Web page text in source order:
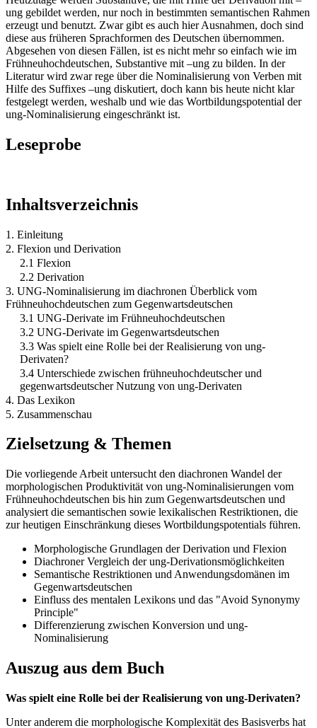
ung gebildet werden, nur noch in bestimmten semantischen Rahmen
erzeugt und benutzt. Zwar gibt es auch hier Ausnahmen, doch sind
diese aus früheren Sprachformen des Deutschen übernommen.
Abgesehen von diesen Fällen, ist es nicht mehr so einfach wie im
Frühneuhochdeutschen, Substantive mit –ung zu bilden. In der
Literatur wird zwar rege über die Nominalisierung von Verben mit
Hilfe des Suffixes –ung diskutiert, doch kann bis heute nicht klar
festgelegt werden, weshalb und wie das Wortbildungspotential der
ung-Nominalisierung eingeschränkt ist.
Leseprobe
Inhaltsverzeichnis
1. Einleitung
2. Flexion und Derivation
2.1 Flexion
2.2 Derivation
3. UNG-Nominalisierung im diachronen Überblick vom
Frühneuhochdeutschen zum Gegenwartsdeutschen
3.1 UNG-Derivate im Frühneuhochdeutschen
3.2 UNG-Derivate im Gegenwartsdeutschen
3.3 Was spielt eine Rolle bei der Realisierung von ung-
Derivaten?
3.4 Unterschiede zwischen frühneuhochdeutscher und
gegenwartsdeutscher Nutzung von ung-Derivaten
4. Das Lexikon
5. Zusammenschau
Zielsetzung & Themen
Die vorliegende Arbeit untersucht den diachronen Wandel der
morphologischen Produktivität von ung-Nominalisierungen vom
Frühneuhochdeutschen bis hin zum Gegenwartsdeutschen und
analysiert die semantischen sowie lexikalischen Restriktionen, die
zur heutigen Einschränkung dieses Wortbildungspotentials führen.
Morphologische Grundlagen der Derivation und Flexion
Diachroner Vergleich der ung-Derivationsmöglichkeiten
Semantische Restriktionen und Anwendungsdomänen im
Gegenwartsdeutschen
Einfluss des mentalen Lexikons und das "Avoid Synonymy
Principle"
Differenzierung zwischen Konversion und ung-
Nominalisierung
Auszug aus dem Buch
Was spielt eine Rolle bei der Realisierung von ung-Derivaten?
Unter anderem die morphologische Komplexität des Basisverbs hat